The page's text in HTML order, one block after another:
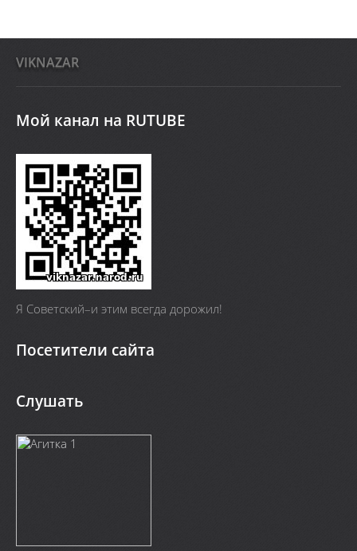
VIKNAZAR
Мой канал на RUTUBE
Я Cоветский–и этим всегда дорожил!
Посетители сайта
Слушать